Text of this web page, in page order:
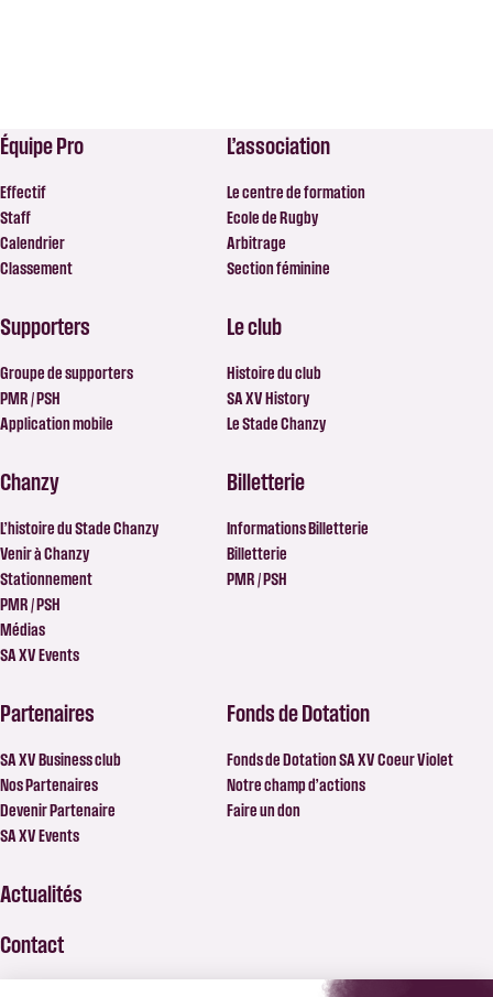
Équipe Pro
Effectif
Staff
Calendrier
Classement
L’association
Le centre de formation
Ecole de Rugby
Arbitrage
Section féminine
Supporters
Groupe de supporters
PMR / PSH
Application mobile
Le club
Histoire du club
SA XV History
Le Stade Chanzy
Chanzy
L’histoire du Stade Chanzy
Venir à Chanzy
Stationnement
PMR / PSH
Médias
SA XV Events
Billetterie
Informations Billetterie
Billetterie
PMR / PSH
Partenaires
SA XV Business club
Nos Partenaires
Devenir Partenaire
SA XV Events
Fonds de Dotation
Fonds de Dotation SA XV Coeur Violet
Notre champ d’actions
Faire un don
Actualités
Contact